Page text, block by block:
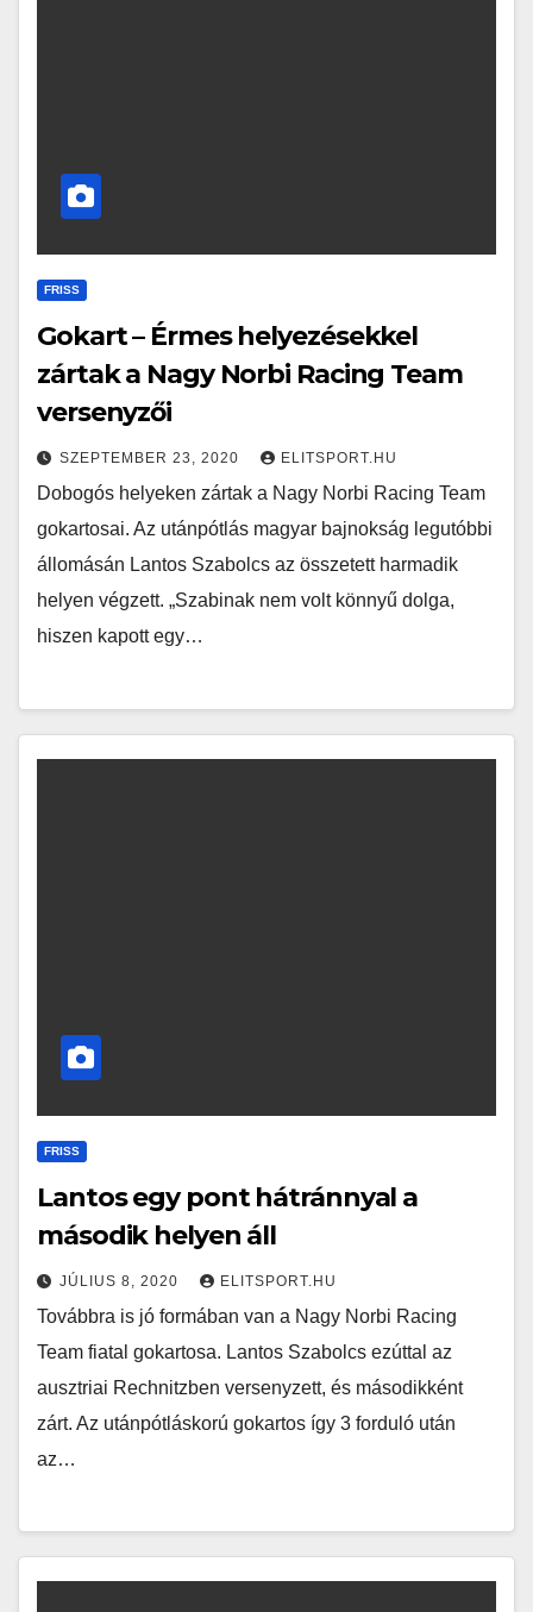
FRISS
Gokart – Érmes helyezésekkel
zártak a Nagy Norbi Racing Team
versenyzői
SZEPTEMBER 23, 2020 ELITSPORT.HU
Dobogós helyeken zártak a Nagy Norbi Racing Team
gokartosai. Az utánpótlás magyar bajnokság legutóbbi
állomásán Lantos Szabolcs az összetett harmadik
helyen végzett. „Szabinak nem volt könnyű dolga,
hiszen kapott egy…
FRISS
Lantos egy pont hátránnyal a
második helyen áll
JÚLIUS 8, 2020 ELITSPORT.HU
Továbbra is jó formában van a Nagy Norbi Racing
Team fiatal gokartosa. Lantos Szabolcs ezúttal az
ausztriai Rechnitzben versenyzett, és másodikként
zárt. Az utánpótláskorú gokartos így 3 forduló után
az…